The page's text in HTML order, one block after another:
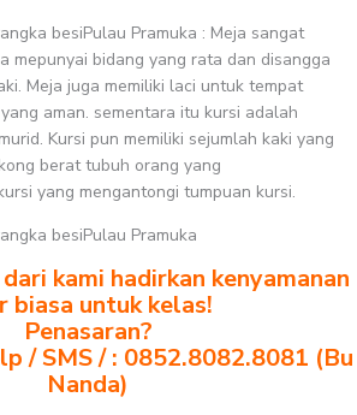
besiPulau Pramuka : Meja sangat
mepunyai bidang yang rata dan disangga
Meja juga memiliki laci untuk tempat
aman. sementara itu kursi adalah
Kursi pun memiliki sejumlah kaki yang
berat tubuh orang yang
yang mengantongi tumpuan kursi.
besiPulau Pramuka
kami hadirkan kenyamanan
biasa untuk kelas!
Penasaran?
/ SMS / : 0852.8082.8081 (Bu
Nanda)